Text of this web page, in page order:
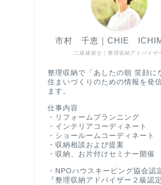
二級建築士｜整理収納アドバイザ
市村 千恵｜CHIE
整理収納で「あしたの朝 笑顔に
住まいづくりのための情報を発
ます。
仕事内容
・リフォームプランニング
・インテリアコーディネート
・ショールームコーディネート
・収納相談および提案
・収納、お片付けセミナー開催
・NPOハウスキーピング協会認
『整理収納アドバイザー２級認